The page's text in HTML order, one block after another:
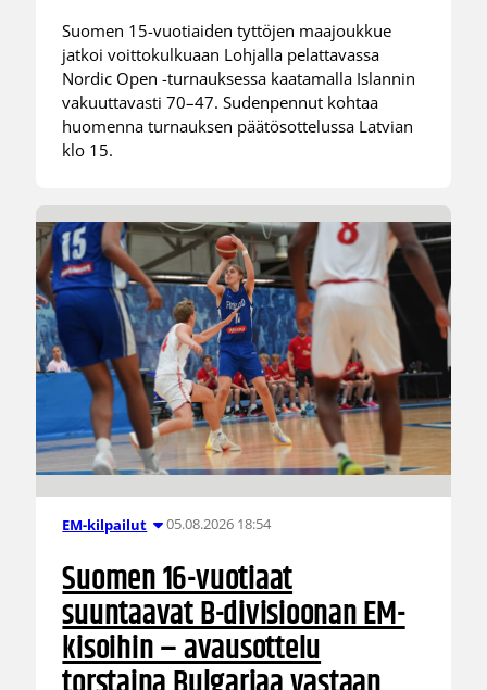
Suomen 15-vuotiaiden tyttöjen maajoukkue
jatkoi voittokulkuaan Lohjalla pelattavassa
Nordic Open -turnauksessa kaatamalla Islannin
vakuuttavasti 70–47. Sudenpennut kohtaa
huomenna turnauksen päätösottelussa Latvian
klo 15.
EM-kilpailut 05.08.2026 18:54
Suomen 16-vuotiaat
suuntaavat B-divisioonan EM-
kisoihin – avausottelu